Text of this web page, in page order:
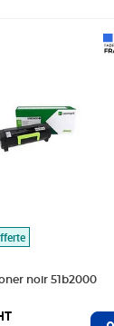
noir 51b2000